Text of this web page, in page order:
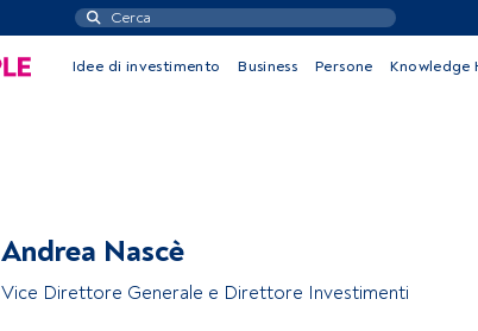
Idee di investimento Business Persone Knowledge
Andrea Nascè
Vice Direttore Generale e Direttore Investimenti